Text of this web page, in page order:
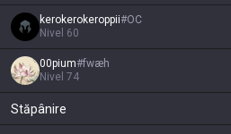
kerokerokeroppii#OC
Nivel 60
00pium#fwæh
Nivel 74
Stăpânire